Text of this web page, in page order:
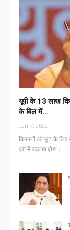
यूपी के 13 लाख
के ब‍िल में…
Jan 7, 2022
किसानों को छूट के लिए
दरों में बदलाव होगा।…